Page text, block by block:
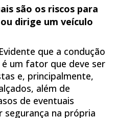
são os riscos para
dirige um veículo
Evidente que a condução
um fator que deve ser
e, principalmente,
além de
de eventuais
na própria